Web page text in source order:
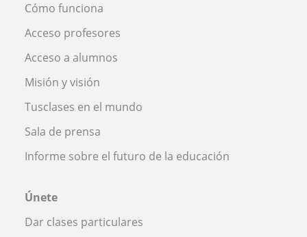
Cómo funciona
Acceso profesores
Acceso a alumnos
Misión y visión
Tusclases en el mundo
Sala de prensa
Informe sobre el futuro de la educación
Únete
Dar clases particulares